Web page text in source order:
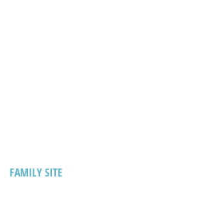
FAMILY SITE